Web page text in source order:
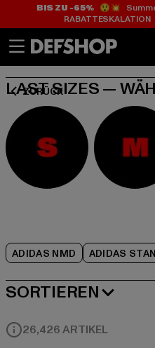
BIS ZU -65%😲💥
ZURÜCK
LAST SIZES —
ADIDAS NMD ADIDAS
SORTIEREN
BELIEBTESTE
26,426 ARTIKEL